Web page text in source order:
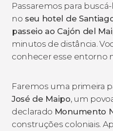
Passaremos para
no seu hotel de
passeio ao Cajón del
minutos de distância.
conhecer esse entorno
Faremos uma primeira
José de Maipo, um
declarado Monumento
construções coloniais.